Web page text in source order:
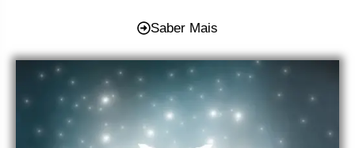
Saber Mais